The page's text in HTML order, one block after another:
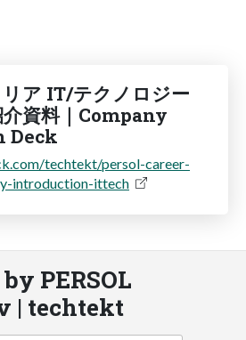
ア IT/テクノロジー
資料｜Company
Deck
techtekt/persol-career-
introduction-ittech
PERSOL
| techtekt